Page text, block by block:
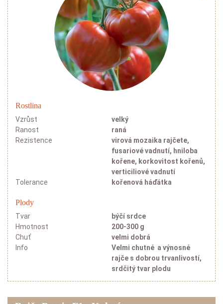
Rostlina
Vzrůst
velký
Ranost
raná
Rezistence
virová mozaika rajčete,
fusariové vadnutí, hniloba
kořene, korkovitost kořenů,
verticiliové vadnutí
Tolerance
kořenová háďátka
Plody
Tvar
býčí srdce
Hmotnost
200-300 g
Chuť
velmi dobrá
Info
Velmi chutné a výnosné
rajče s dobrou trvanlivostí,
srdčitý tvar plodu